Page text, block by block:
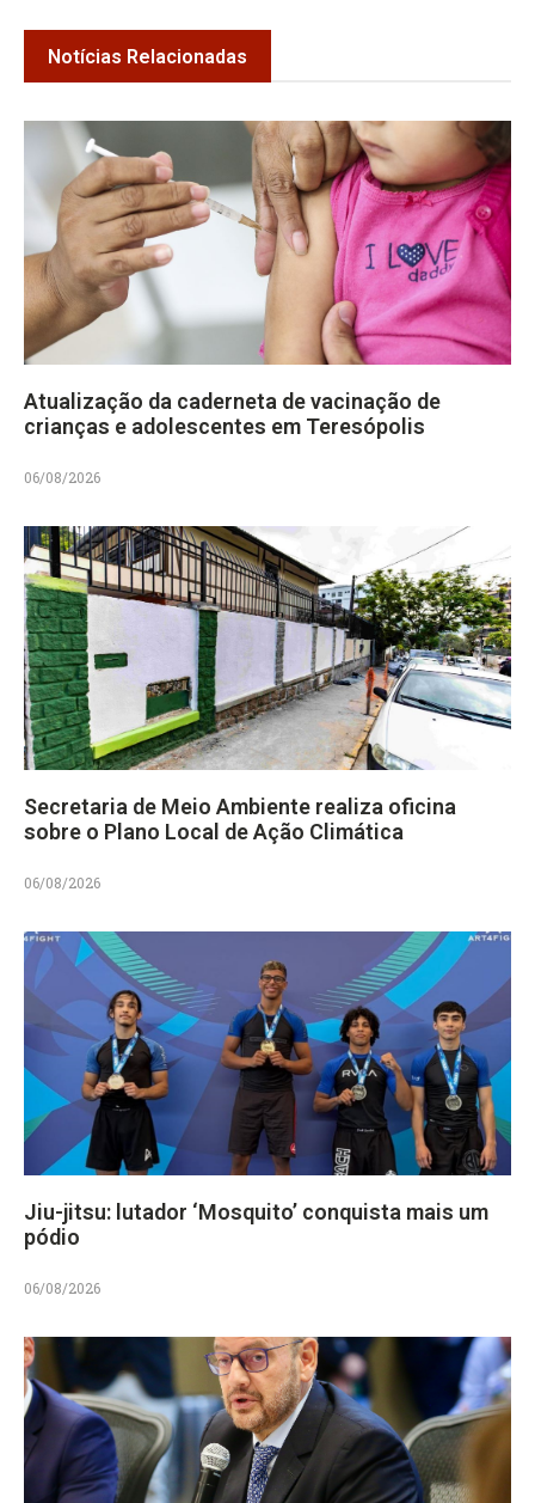
Notícias Relacionadas
Atualização da caderneta de vacinação de
crianças e adolescentes em Teresópolis
06/08/2026
Secretaria de Meio Ambiente realiza oficina
sobre o Plano Local de Ação Climática
06/08/2026
Jiu-jitsu: lutador ‘Mosquito’ conquista mais um
pódio
06/08/2026